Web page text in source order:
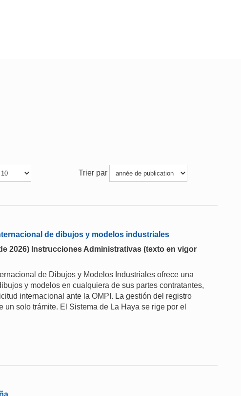
Trier par
de dibujos y modelos industriales
2026) Instrucciones Administrativas (texto en vigor
de Dibujos y Modelos Industriales ofrece una
y modelos en cualquiera de sus partes contratantes,
internacional ante la OMPI. La gestión del registro
solo trámite. El Sistema de La Haya se rige por el